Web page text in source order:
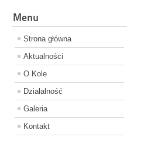
Menu
Strona główna
Aktualności
O Kole
Działalność
Galeria
Kontakt